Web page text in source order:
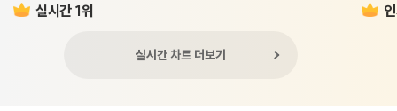
실시간 1위
실시간 차트 더보기